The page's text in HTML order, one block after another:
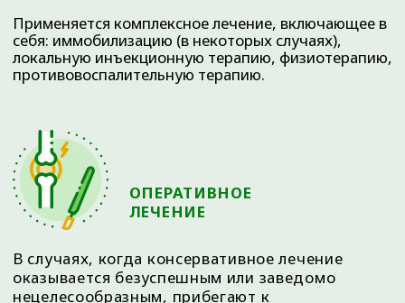
© 2025 ОРТОКЛИНИКА (ООО «ДЕМЕТРА»)
НЕОБХОДИМО
ПРОКОНСУЛЬТИРОВАТЬСЯ СО
СПЕЦИАЛИСТОМ